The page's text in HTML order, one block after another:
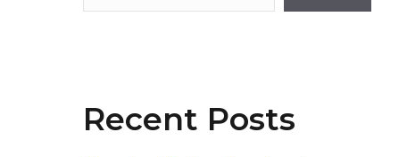
Recent Posts